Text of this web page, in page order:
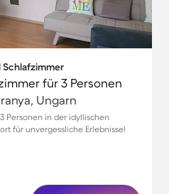
Schlafzimmer
für 3 Personen
Ungarn
Personen in der idyllischen
für unvergessliche Erlebnisse!